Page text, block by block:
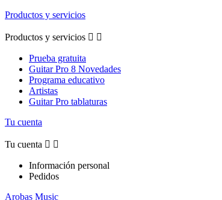
Productos y servicios
Productos y servicios  
Prueba gratuita
Guitar Pro 8 Novedades
Programa educativo
Artistas
Guitar Pro tablaturas
Tu cuenta
Tu cuenta  
Información personal
Pedidos
Arobas Music